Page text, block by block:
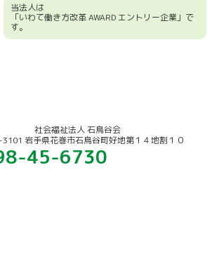
当法人は
「いわて働き方改革 AWARD エントリー企業」で
す。
社会福祉法人 石鳥谷会
岩手県花巻市石鳥谷町好地第１４地割１０
45-6730